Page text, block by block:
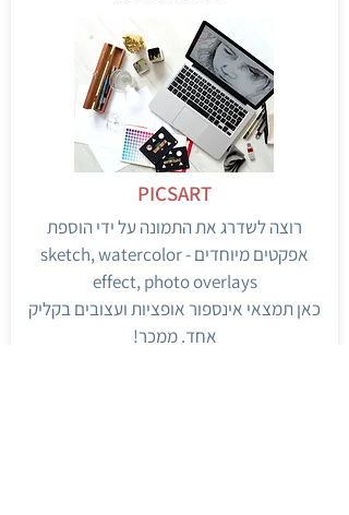
רוצה לשדרג את התמונה על ידי הוספת
אפקטים מיוחדים - sketch, watercolor
effect, photo overlays
כאן תמצאי אינספור אופציות ועצובים בקליק
אחד. ממכר!
PICSART